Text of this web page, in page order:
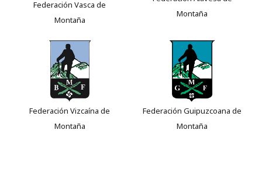
Federación Vasca de
Montaña
Montaña
Federación Vizcaína de
Montaña
Federación Guipuzcoana de
Montaña